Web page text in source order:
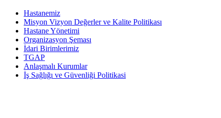
Hastanemiz
Misyon Vizyon Değerler ve Kalite Politikası
Hastane Yönetimi
Organizasyon Şeması
İdari Birimlerimiz
TGAP
Anlaşmalı Kurumlar
İş Sağlığı ve Güvenliği Politikasi